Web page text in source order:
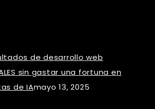
de desarrollo web
sin gastar una fortuna en
de IAmayo 13, 2025